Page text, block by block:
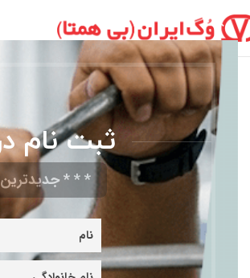
ثبت نام
* * * جدیدترین